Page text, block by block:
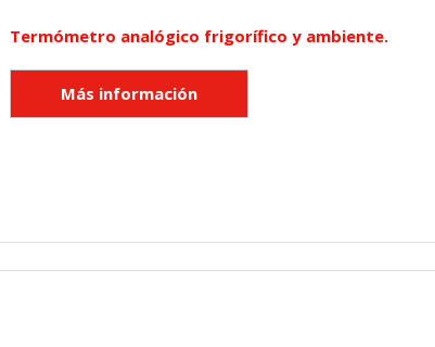
Termómetro analógico frigorífico y ambiente.
HABILITAR TODO